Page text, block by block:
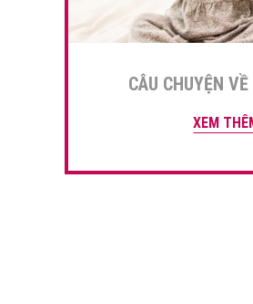
CÂU CHUYỆN
XEM